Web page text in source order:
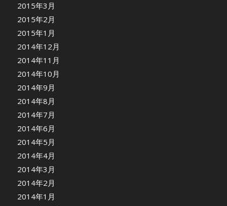
2015年3月
2015年2月
2015年1月
2014年12月
2014年11月
2014年10月
2014年9月
2014年8月
2014年7月
2014年6月
2014年5月
2014年4月
2014年3月
2014年2月
2014年1月